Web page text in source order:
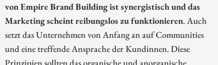
von Empire Brand Building ist synergistisch und das
Marketing scheint reibungslos zu funktionieren. Auch
setzt das Unternehmen von Anfang an auf Communities
und eine treffende Ansprache der Kundinnen. Diese